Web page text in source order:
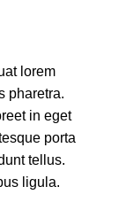
lorem
pharetra.
in eget
porta
tellus.
ligula.